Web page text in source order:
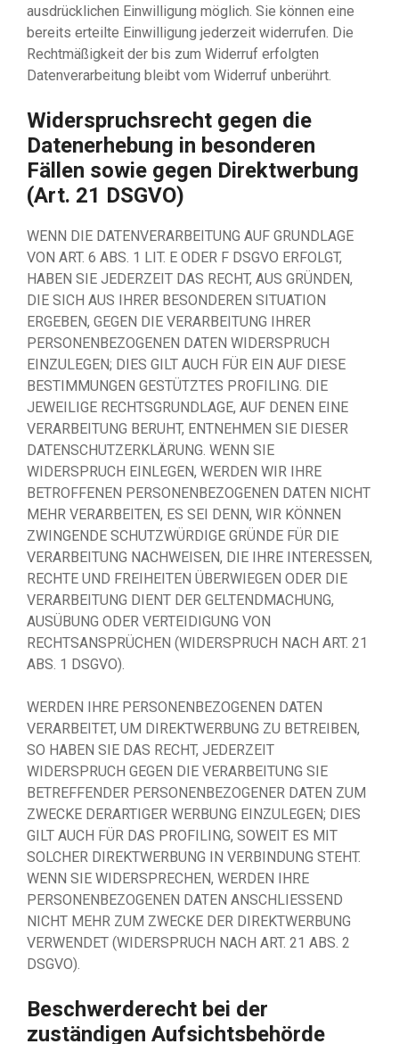
ausdrücklichen Einwilligung möglich. Sie können eine
bereits erteilte Einwilligung jederzeit widerrufen. Die
Rechtmäßigkeit der bis zum Widerruf erfolgten
Datenverarbeitung bleibt vom Widerruf unberührt.
Widerspruchsrecht gegen die
Datenerhebung in besonderen
Fällen sowie gegen Direktwerbung
(Art. 21 DSGVO)
WENN DIE DATENVERARBEITUNG AUF GRUNDLAGE
VON ART. 6 ABS. 1 LIT. E ODER F DSGVO ERFOLGT,
HABEN SIE JEDERZEIT DAS RECHT, AUS GRÜNDEN,
DIE SICH AUS IHRER BESONDEREN SITUATION
ERGEBEN, GEGEN DIE VERARBEITUNG IHRER
PERSONENBEZOGENEN DATEN WIDERSPRUCH
EINZULEGEN; DIES GILT AUCH FÜR EIN AUF DIESE
BESTIMMUNGEN GESTÜTZTES PROFILING. DIE
JEWEILIGE RECHTSGRUNDLAGE, AUF DENEN EINE
VERARBEITUNG BERUHT, ENTNEHMEN SIE DIESER
DATENSCHUTZERKLÄRUNG. WENN SIE
WIDERSPRUCH EINLEGEN, WERDEN WIR IHRE
BETROFFENEN PERSONENBEZOGENEN DATEN NICHT
MEHR VERARBEITEN, ES SEI DENN, WIR KÖNNEN
ZWINGENDE SCHUTZWÜRDIGE GRÜNDE FÜR DIE
VERARBEITUNG NACHWEISEN, DIE IHRE INTERESSEN,
RECHTE UND FREIHEITEN ÜBERWIEGEN ODER DIE
VERARBEITUNG DIENT DER GELTENDMACHUNG,
AUSÜBUNG ODER VERTEIDIGUNG VON
RECHTSANSPRÜCHEN (WIDERSPRUCH NACH ART. 21
ABS. 1 DSGVO).
WERDEN IHRE PERSONENBEZOGENEN DATEN
VERARBEITET, UM DIREKTWERBUNG ZU BETREIBEN,
SO HABEN SIE DAS RECHT, JEDERZEIT
WIDERSPRUCH GEGEN DIE VERARBEITUNG SIE
BETREFFENDER PERSONENBEZOGENER DATEN ZUM
ZWECKE DERARTIGER WERBUNG EINZULEGEN; DIES
GILT AUCH FÜR DAS PROFILING, SOWEIT ES MIT
SOLCHER DIREKTWERBUNG IN VERBINDUNG STEHT.
WENN SIE WIDERSPRECHEN, WERDEN IHRE
PERSONENBEZOGENEN DATEN ANSCHLIESSEND
NICHT MEHR ZUM ZWECKE DER DIREKTWERBUNG
VERWENDET (WIDERSPRUCH NACH ART. 21 ABS. 2
DSGVO).
Beschwerde­recht bei der
zuständigen Aufsichts­behörde